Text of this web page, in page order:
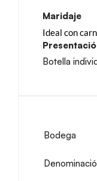
Maridaje
Ideal con
Botella
Bodega